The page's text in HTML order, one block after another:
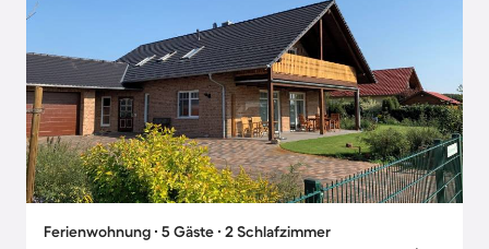
Ferienwohnung ∙ 5 Gäste ∙ 2 Schlafzimmer